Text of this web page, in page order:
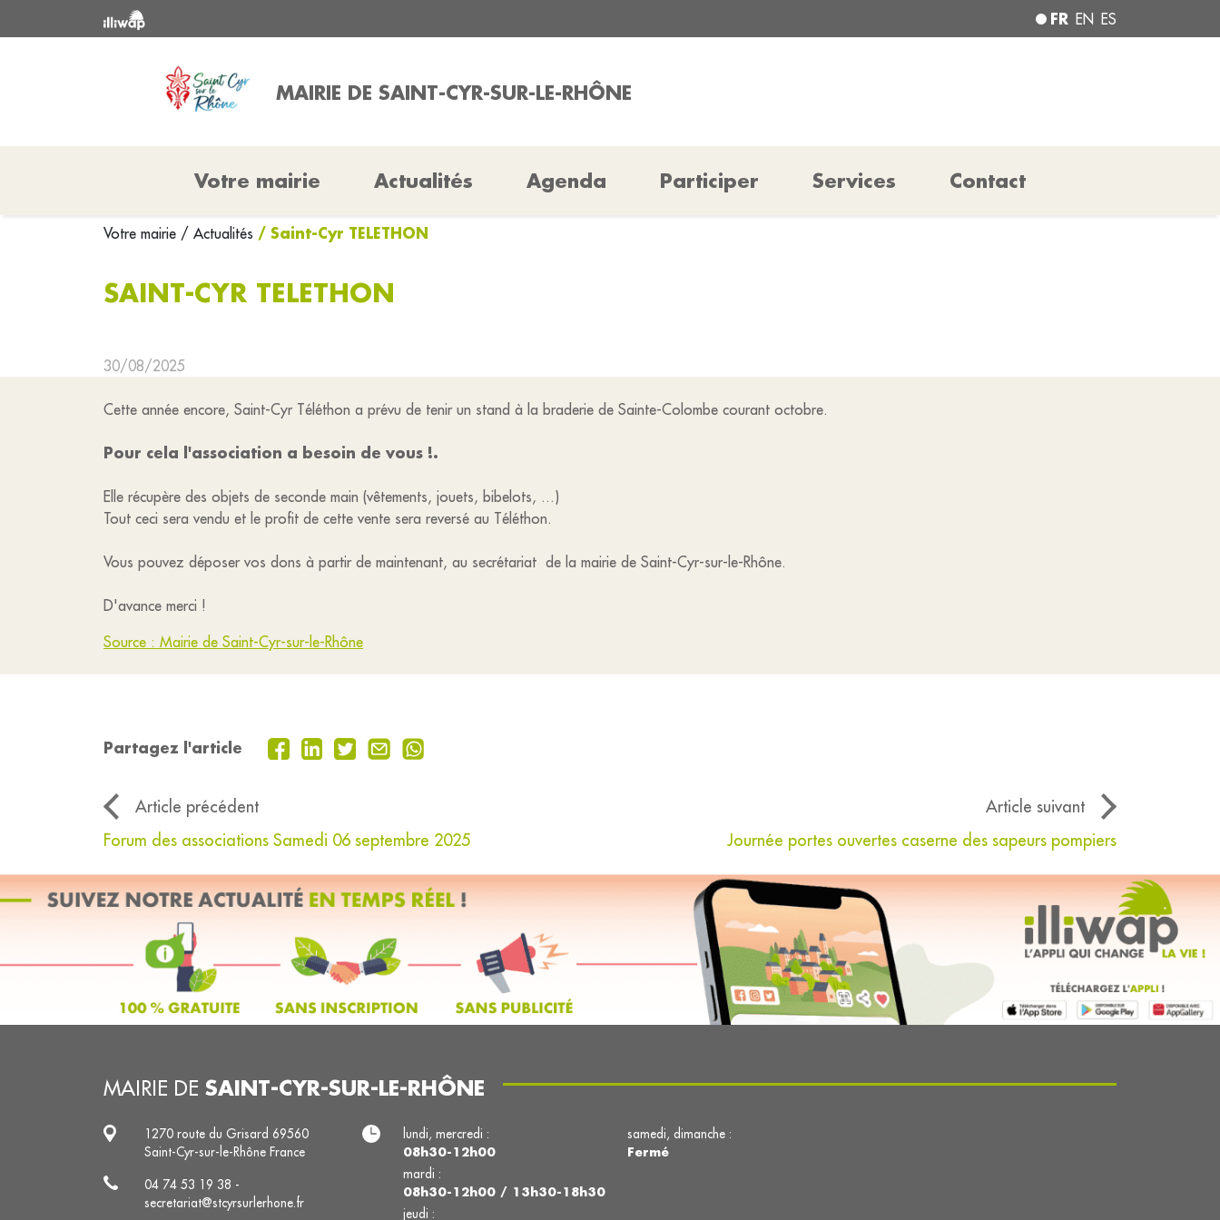
FR EN ES
MAIRIE DE SAINT-CYR-SUR-LE-RHÔNE
Votre mairie Actualités Agenda Participer Services Contact
Votre mairie / Actualités / Saint-Cyr TELETHON
SAINT-CYR TELETHON
30/08/2025
Cette année encore, Saint-Cyr Téléthon a prévu de tenir un stand à la braderie de Sainte-Colombe courant octobre.
Pour cela l'association a besoin de vous !.
Elle récupère des objets de seconde main (vêtements, jouets, bibelots, ...)
Tout ceci sera vendu et le profit de cette vente sera reversé au Téléthon.
Vous pouvez déposer vos dons à partir de maintenant, au secrétariat de la mairie de Saint-Cyr-sur-le-Rhône.
D'avance merci !
Source : Mairie de Saint-Cyr-sur-le-Rhône
Partagez l'article
Article précédent
Article suivant
Forum des associations Samedi 06 septembre 2025
Journée portes ouvertes caserne des sapeurs pompiers
MAIRIE DE SAINT-CYR-SUR-LE-RHÔNE
1270 route du Grisard 69560
Saint-Cyr-sur-le-Rhône France
04 74 53 19 38 -
secretariat@stcyrsurlerhone.fr
lundi, mercredi :
08h30-12h00
mardi :
08h30-12h00 / 13h30-18h30
jeudi :
samedi, dimanche :
Fermé